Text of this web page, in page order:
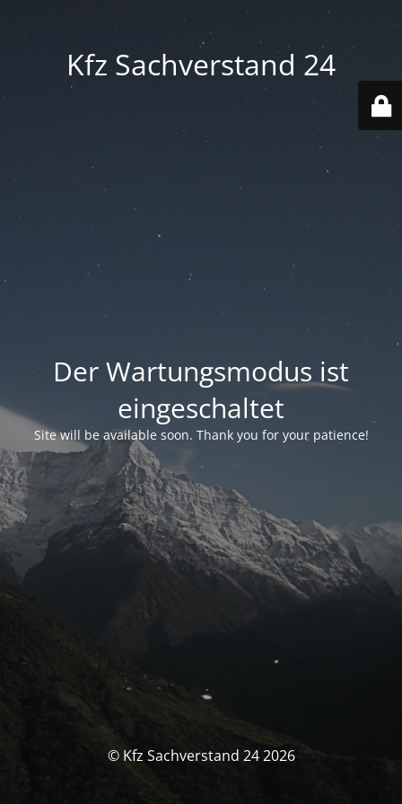
Kfz Sachverstand 24
Der Wartungsmodus ist
eingeschaltet
Site will be available soon. Thank you for your patience!
© Kfz Sachverstand 24 2026